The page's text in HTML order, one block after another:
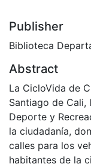
Publisher
Biblioteca
Abstract
La CicloVida de
Santiago de
Deporte y
la ciudadanía,
calles para los
habitantes de la